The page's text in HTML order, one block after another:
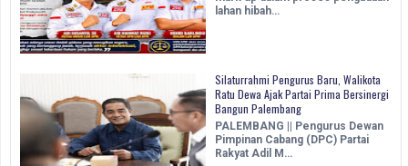
lahan hibah…
Silaturrahmi Pengurus Baru, Walikota
Ratu Dewa Ajak Partai Prima Bersinergi
Bangun Palembang
PALEMBANG || Pengurus Dewan
Pimpinan Cabang (DPC) Partai
Rakyat Adil M…